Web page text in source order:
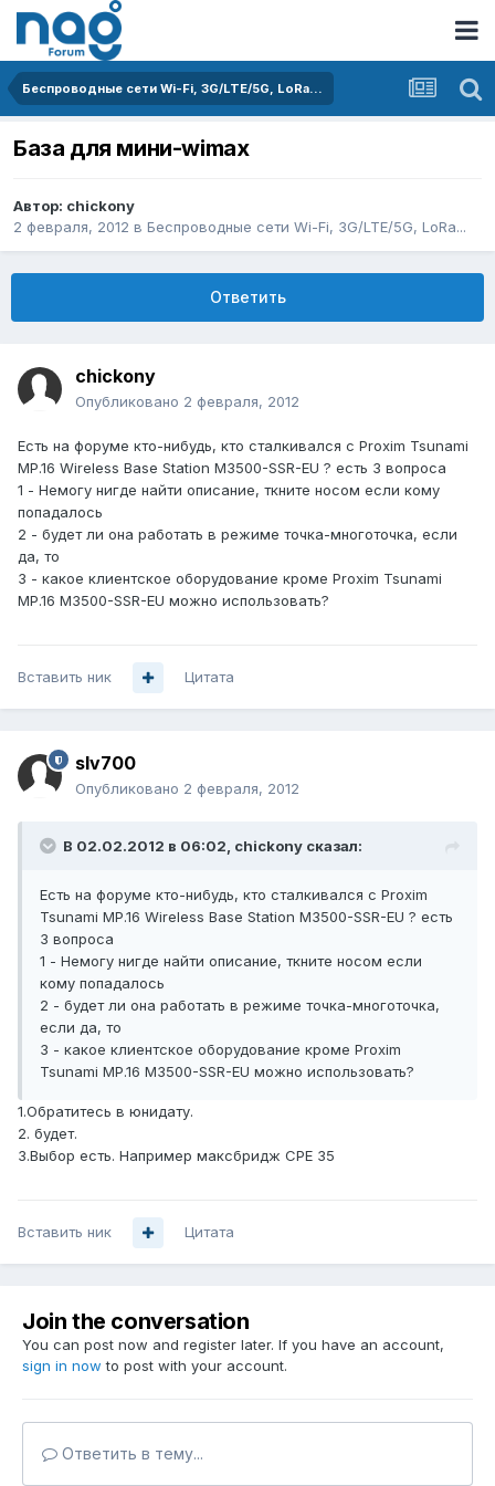
Беспроводные сети Wi-Fi, 3G/LTE/5G, LoRa...
База для мини-wimax
Автор: chickony
2 февраля, 2012 в Беспроводные сети Wi-Fi, 3G/LTE/5G, LoRa...
Ответить
chickony
Опубликовано 2 февраля, 2012
Есть на форуме кто-нибудь, кто сталкивался с Proxim Tsunami
MP.16 Wireless Base Station M3500-SSR-EU ? есть 3 вопроса
1 - Немогу нигде найти описание, ткните носом если кому
попадалось
2 - будет ли она работать в режиме точка-многоточка, если
да, то
3 - какое клиентское оборудование кроме Proxim Tsunami
MP.16 M3500-SSR-EU можно использовать?
Вставить ник Цитата
slv700
Опубликовано 2 февраля, 2012
В 02.02.2012 в 06:02, chickony сказал:
Есть на форуме кто-нибудь, кто сталкивался с Proxim
Tsunami MP.16 Wireless Base Station M3500-SSR-EU ? есть
3 вопроса
1 - Немогу нигде найти описание, ткните носом если
кому попадалось
2 - будет ли она работать в режиме точка-многоточка,
если да, то
3 - какое клиентское оборудование кроме Proxim
Tsunami MP.16 M3500-SSR-EU можно использовать?
1.Обратитесь в юнидату.
2. будет.
3.Выбор есть. Например максбридж CPE 35
Вставить ник Цитата
Join the conversation
You can post now and register later. If you have an account,
sign in now to post with your account.
Ответить в тему...